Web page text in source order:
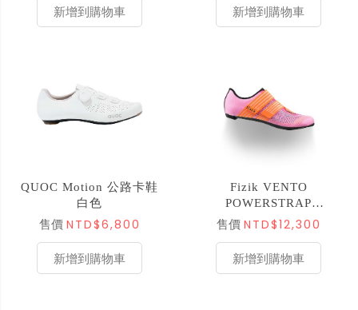
新增到購物車 新增到購物車
QUOC Motion 公路卡鞋
白色
售價 NTD$6,800
新增到購物車
Fizik VENTO
POWERSTRAP
AEROWEAVE 公路車鞋
售價 NTD$12,300
新增到購物車